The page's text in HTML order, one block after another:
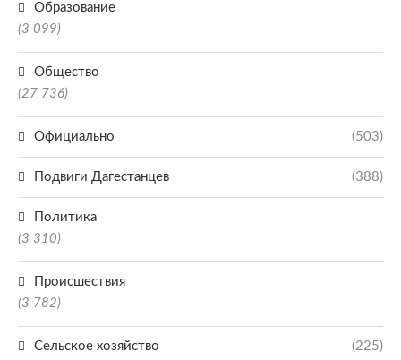
Образование
(3 099)
Общество
(27 736)
Официально (503)
Подвиги Дагестанцев (388)
Политика
(3 310)
Происшествия
(3 782)
Сельское хозяйство (225)